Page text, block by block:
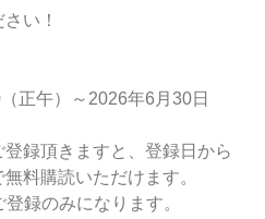
い！
正午）～2026年6月30日
録頂きますと、登録日から
料購読いただけます。
録のみになります。